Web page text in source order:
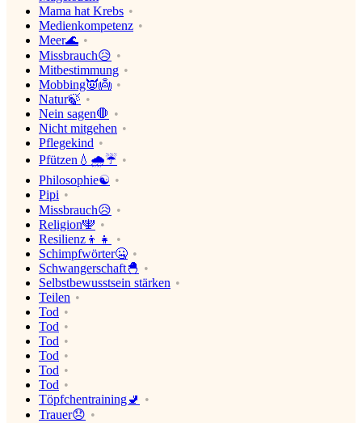
Mama hat Krebs
Medienkompetenz
Meer🌊
Missbrauch😥
Mitbestimmung
Mobbing👿👼
Natur🍃
Nein sagen🛑
Nicht mitgehen
Pflegekind
Pfützen💧🌧☔
Philosophie☯
Pipi
Missbrauch😥
Religion🕎
Resilienz👦👧
Schimpfwörter🤐
Schwangerschaft🐣
Selbstbewusstsein stärken
Teilen
Tod
Tod
Tod
Tod
Tod
Tod
Töpfchentraining🚽
Trauer😞